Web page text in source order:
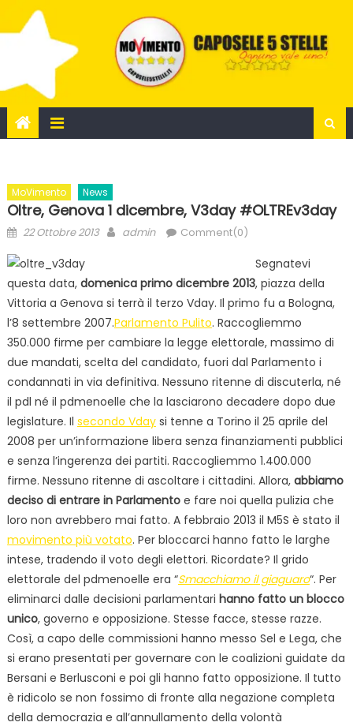
to
MoVimento News
Oltre, Genova 1 dicembre, V3day #OLTREv3day
Posted
22 Ottobre 2013 Author
admin Comment(0)
Segnatevi
questa data, domenica primo dicembre 2013, piazza della
Vittoria a Genova si terrà il terzo Vday. Il primo fu a Bologna,
l’8 settembre 2007.Parlamento Pulito. Raccogliemmo
350.000 firme per cambiare la legge elettorale, massimo di
due mandati, scelta del candidato, fuori dal Parlamento i
condannati in via definitiva. Nessuno ritenne di discuterla, né
il pdl né il pdmenoelle che la lasciarono decadere dopo due
legislature. Il secondo Vdaysi tenne a Torino il 25 aprile del
2008 per un’informazione libera senza finanziamenti pubblici
e senza l’ingerenza dei partiti. Raccogliemmo 1.400.000
firme. Nessuno ritenne di ascoltare i cittadini. Allora, abbiamo
deciso di entrare in Parlamentoe fare noi quella pulizia che
loro non avrebbero mai fatto. A febbraio 2013 il M5S è stato il
movimento più votato. Per bloccarci hanno fatto le larghe
intese, tradendo il voto degli elettori. Ricordate? Il grido
elettorale del pdmenoelle era “Smacchiamo il giaguaro“. Per
eliminarci dalle decisioni parlamentari hanno fatto un blocco
unico, governo e opposizione. Stesse facce, stesse razze.
Così, a capo delle commissioni hanno messo Sel e Lega, che
si erano presentati per governare con le coalizioni guidate da
Bersani e Berlusconi e poi gli hanno fatto opposizione. Il tutto
è ridicolo se non fossimo di fronte alla negazione completa
della democrazia e all’annullamento della volontà